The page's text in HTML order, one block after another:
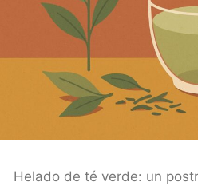
Helado de té verde: un